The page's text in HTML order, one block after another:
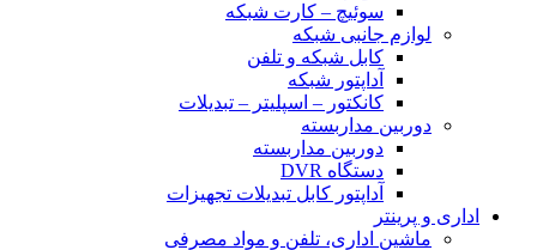
سوئیچ – کارت شبکه
لوازم جانبی شبکه
کابل شبکه و تلفن
آداپتور شبکه
کانکتور – اسپلیتر – تبدیلات
دوربین مداربسته
دوربین مداربسته
دستگاه DVR
آداپتور کابل تبدیلات تجهیزات
اداری و پرینتر
ماشین اداری، تلفن و مواد مصرفی